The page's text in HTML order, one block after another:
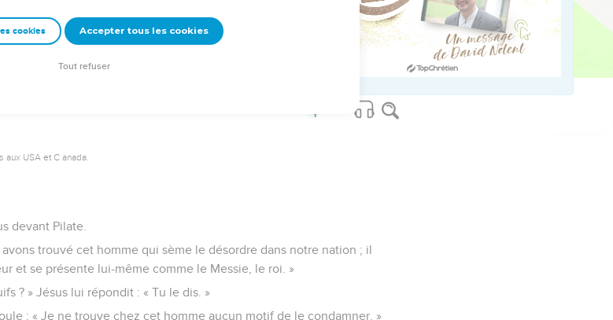
? » Il leur répondit : « Vous le dites, je le suis. »
besoin de témoignages ? Nous l'avons entendu nous-mêmes de sa
USA et C anada.
devant Pilate.
trouvé cet homme qui sème le désordre dans notre nation ; il
et se présente lui-même comme le Messie, le roi. »
? » Jésus lui répondit : « Tu le dis. »
: « Je ne trouve chez cet homme aucun motif de le condamner. »
cookies Accepter tous les cookies
Tout refuser